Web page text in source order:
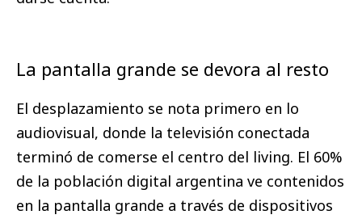
La pantalla grande se devora al resto
El desplazamiento se nota primero en lo
audiovisual, donde la televisión conectada
terminó de comerse el centro del living. El 60%
de la población digital argentina ve contenidos
en la pantalla grande a través de dispositivos